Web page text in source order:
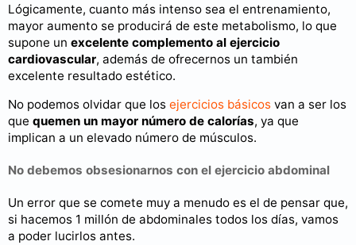
Lógicamente, cuanto más intenso sea el entrenamiento,
mayor aumento se producirá de este metabolismo, lo que
supone un excelente complemento al ejercicio
cardiovascular, además de ofrecernos un también
excelente resultado estético.
No podemos olvidar que los ejercicios básicos van a ser los
que quemen un mayor número de calorías, ya que
implican a un elevado número de músculos.
No debemos obsesionarnos con el ejercicio abdominal
Un error que se comete muy a menudo es el de pensar que,
si hacemos 1 millón de abdominales todos los días, vamos
a poder lucirlos antes.